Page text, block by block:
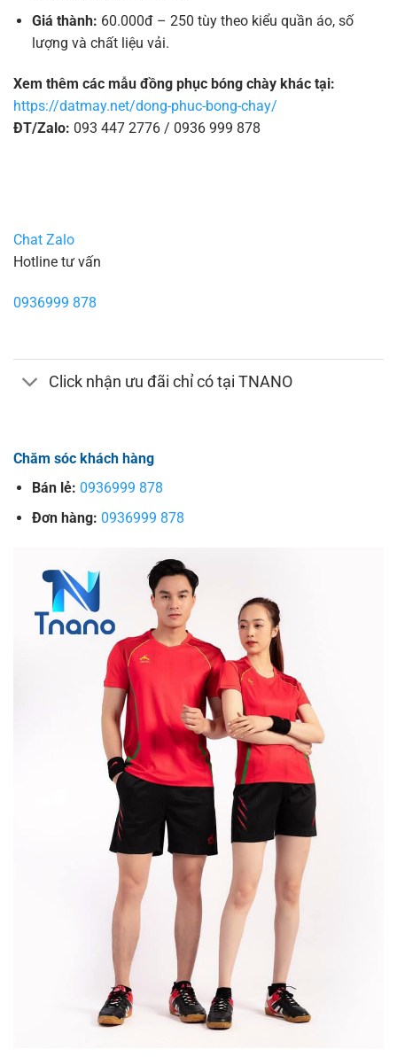
Giá thành: 60.000đ – 250 tùy theo kiểu quần áo, số
lượng và chất liệu vải.
Xem thêm các mẫu đồng phục bóng chày khác tại:
https://datmay.net/dong-phuc-bong-chay/
ĐT/Zalo: 093 447 2776 / 0936 999 878
Chat Zalo
Hotline tư vấn
0936999 878
Click nhận ưu đãi chỉ có tại TNANO
Chăm sóc khách hàng
Bán lẻ: 0936999 878
Đơn hàng: 0936999 878